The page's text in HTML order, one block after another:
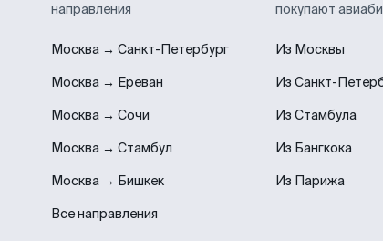
направления
Москва → Санкт-Петербург
Москва → Ереван
Москва → Сочи
Москва → Стамбул
Москва → Бишкек
Все направления
покупают
Из Москвы
Из Санкт-
Из Стамбула
Из Бангкока
Из Парижа